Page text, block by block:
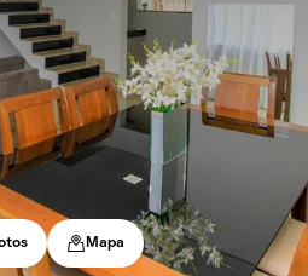
Mapa